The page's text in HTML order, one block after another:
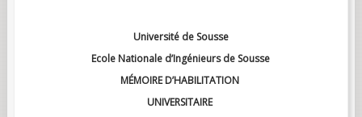
Université de Sousse
Ecole Nationale d’Ingénieurs de Sousse
MÉMOIRE D’HABILITATION
UNIVERSITAIRE